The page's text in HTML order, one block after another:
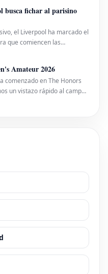
busca fichar al parisino
el Liverpool ha marcado el
que comiencen las
para llegar a un acuerdo
BradleAmateur 2026
comenzado en The Honors
un vistazo rápido al campo
el evento.